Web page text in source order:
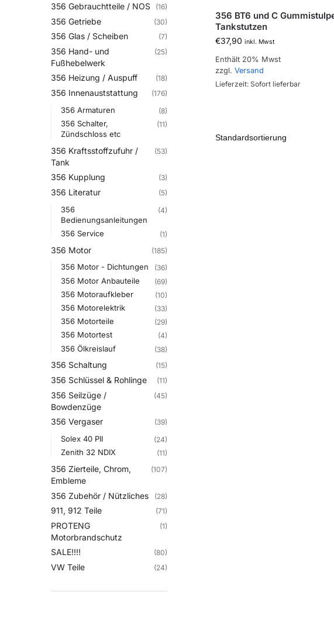
356 BT6 und C
Tankstutzen
€37,90 inkl. Mwst
Enthält 20% Mwst
zzgl. Versand
Lieferzeit: Sofort lieferbar
356 Gebrauchtteile / NOS (16)
356 Getriebe (30)
356 Glas / Scheiben (7)
356 Hand- und
Fußhebelwerk
(25)
356 Heizung / Auspuff (18)
356 Innenauststattung (176)
356 Armaturen (8)
356 Schalter,
Zündschloss etc
(11)
356 Kraftsstoffzufuhr /
Tank
(53)
356 Kupplung (3)
356 Literatur (5)
356
Bedienungsanleitungen
(4)
356 Service (1)
356 Motor (185)
356 Motor - Dichtungen (36)
356 Motor Anbauteile (69)
356 Motoraufkleber (10)
356 Motorelektrik (33)
356 Motorteile (29)
356 Motortest (4)
356 Ölkreislauf (38)
356 Schaltung (15)
356 Schlüssel & Rohlinge (11)
356 Seilzüge /
Bowdenzüge
(45)
356 Vergaser (39)
Solex 40 PII (24)
Zenith 32 NDIX (11)
356 Zierteile, Chrom,
Embleme
(107)
356 Zubehör / Nützliches (28)
911, 912 Teile (71)
PROTENG
Motorbrandschutz
(1)
SALE!!!! (80)
VW Teile (24)